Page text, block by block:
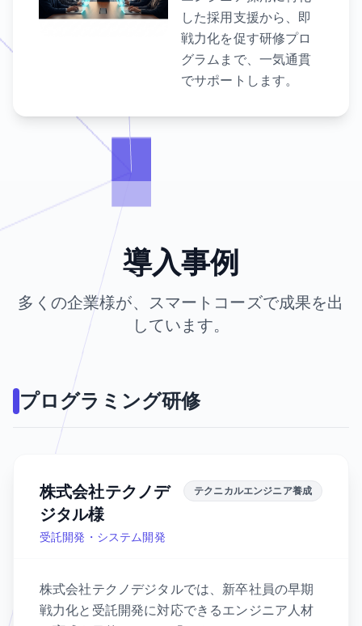
した採用支援から、即
戦力化を促す研修プロ
グラムまで、一気通貫
でサポートします。
導入事例
多くの企業様が、スマートコーズで成果を出
しています。
プログラミング研修
株式会社テクノデ
ジタル様
受託開発・システム開発
テクニカルエンジニア養成
株式会社テクノデジタルでは、新卒社員の早期
戦力化と受託開発に対応できるエンジニア人材